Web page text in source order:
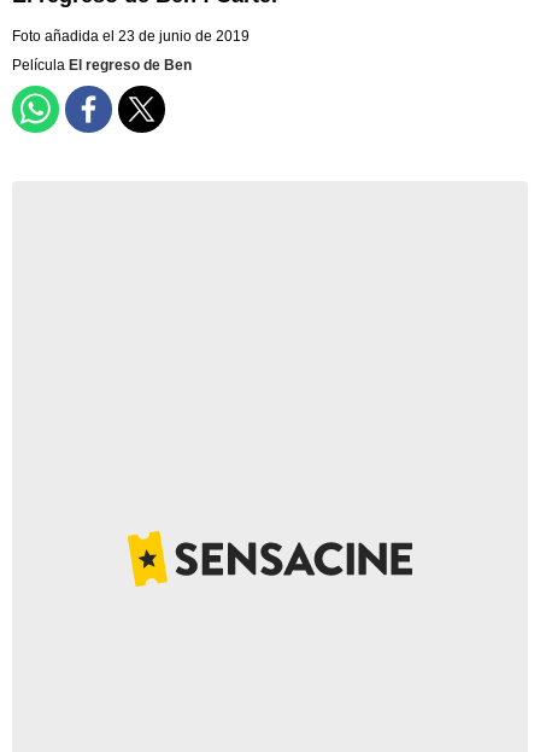
Foto añadida el 23 de junio de 2019
Película El regreso de Ben